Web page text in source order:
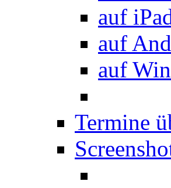
auf
auf
auf
Termine